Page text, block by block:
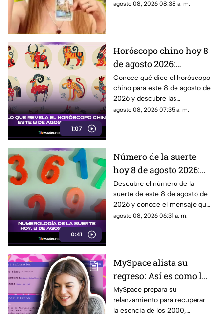
cada signo del zodiaco?
de 2026 y sus predicciones
agosto 08, 2026 08:38 a. m.
1:07
Horóscopo chino hoy 8
de agosto 2026:
descubre qué te depara
el destino según tu
signo
Conoce qué dice el horóscopo
chino para este 8 de agosto de
2026 y descubre las
predicciones para cada signo
agosto 08, 2026 07:35 a. m.
0:41
Número de la suerte
hoy 8 de agosto 2026:
descubre qué dice la
numerología para ti
Descubre el número de la
suerte de este 8 de agosto de
2026 y conoce el mensaje que
la numerología tiene para ti.
agosto 08, 2026 06:31 a. m.
MySpace alista su
regreso: Así es como la
icónica red social
busca volver y revivir
MySpace prepara su
relanzamiento para recuperar
la esencia de los 2000,